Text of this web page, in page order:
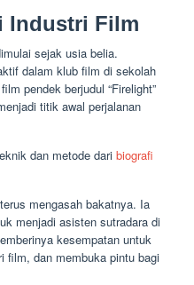
Industri Film
sejak usia belia.
dalam klub film di sekolah
pendek berjudul “Firelight”
titik awal perjalanan
dan metode dari biografi
mengasah bakatnya. Ia
menjadi asisten sutradara di
kesempatan untuk
film, dan membuka pintu bagi